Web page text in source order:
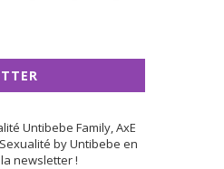
Untibebe Family, AxE
by Untibebe en
newsletter !